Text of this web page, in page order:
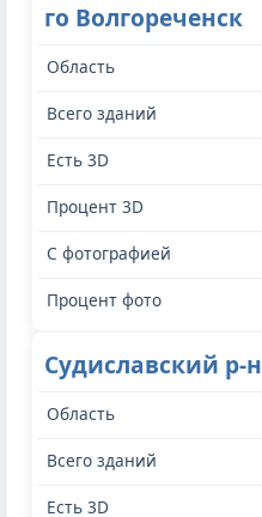
го Волгореченск
Судиславский р-н